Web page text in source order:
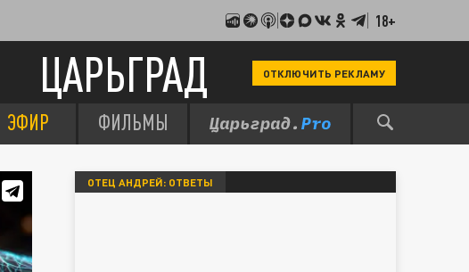
18+
ЦАРЬГРАД ОТКЛЮЧИТЬ РЕКЛАМУ
ЭФИР ФИЛЬМЫ
ОТЕЦ АНДРЕЙ: ОТВЕТЫ